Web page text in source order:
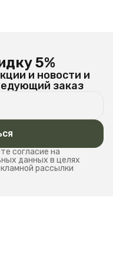
5%
и новости и
заказ
согласие на
данных в целях
рассылки